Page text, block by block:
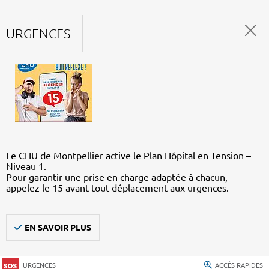
URGENCES
Le CHU de Montpellier active le Plan Hôpital en Tension –
Niveau 1.
Pour garantir une prise en charge adaptée à chacun,
appelez le 15 avant tout déplacement aux urgences.
EN SAVOIR PLUS
URGENCES ACCÈS RAPIDES